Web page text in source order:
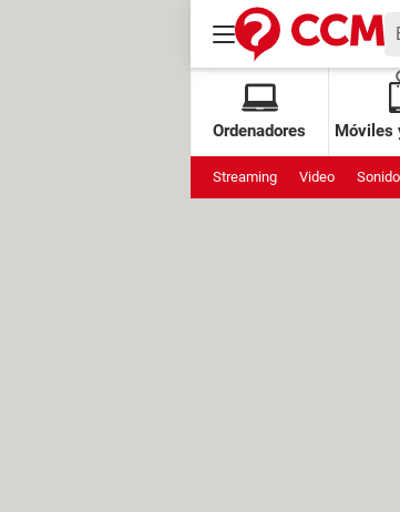
Ordenadores Móviles
Streaming Video Sonido